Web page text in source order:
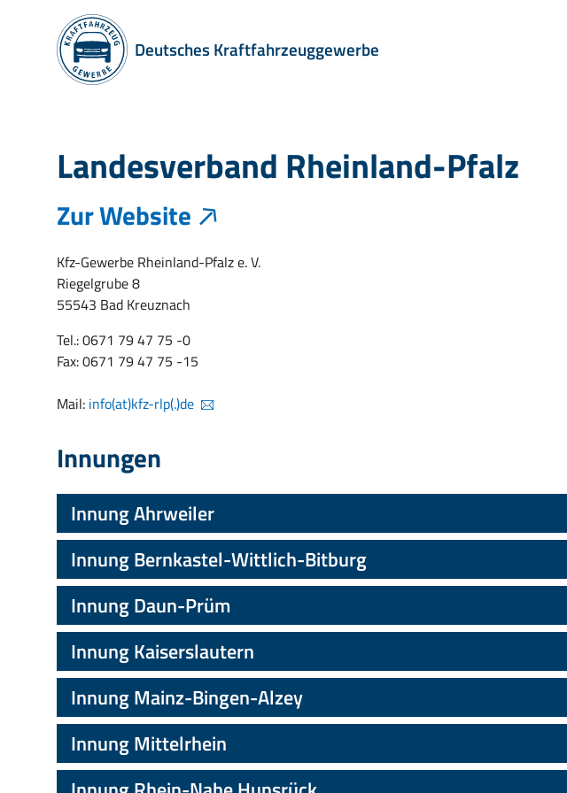
Deutsches Kraftfahrzeuggewerbe
Landesverband Rheinland-Pfalz
Zur Website
Kfz-Gewerbe Rheinland-Pfalz e. V.
Riegelgrube 8
55543 Bad Kreuznach
Tel.: 0671 79 47 75 -0
Fax: 0671 79 47 75 -15
Mail: info(at)kfz-rlp(.)de
Innungen
Innung Ahrweiler
Innung Bernkastel-Wittlich-Bitburg
Innung Daun-Prüm
Innung Kaiserslautern
Innung Mainz-Bingen-Alzey
Innung Mittelrhein